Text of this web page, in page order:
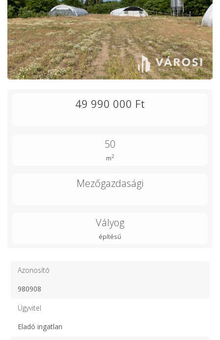
49 990 000 Ft
50
m2
Mezőgazdasági
Vályog
építésű
Azonosító
980908
Ügyvitel
Eladó ingatlan